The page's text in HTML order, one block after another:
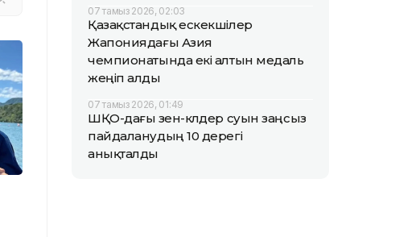
07 тамыз 2026, 02:03
Қазақстандық ескекшілер
Жапониядағы Азия
чемпионатында екі алтын медаль
жеңіп алды
07 тамыз 2026, 01:49
ШҚО-дағы өзен-көлдер суын заңсыз
пайдаланудың 10 дерегі
анықталды